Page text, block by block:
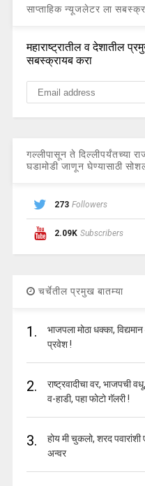
साप्ताहिक न्यूजलेटर ला
महाराष्ट्रातील व देशातील
सबस्क्रायब करा
गल्लीपासून ते दिल्लीपर्यंतच्या
घडामोडी जाणून घेण्यासाठी
273 Followers
2.09K Subscribers
चर्चेतील प्रमुख बातम्या
1.
भाजपला मोठा धक्का,
प्रवेश !
2.
राष्ट्रवादीचा वर, भाजपची
व-हाडी, पहा फोटो गॅलरी !
3.
होय मी चुकलो, शरद
अन्वर